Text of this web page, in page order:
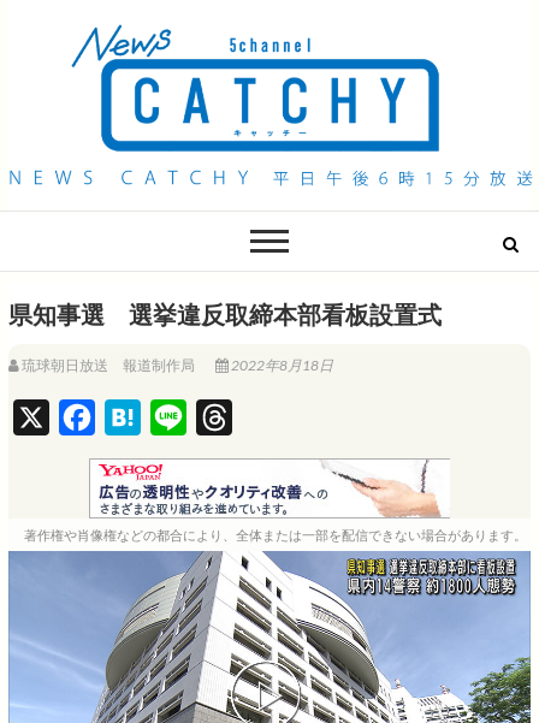
QAB NEWS Headline
県知事選 選挙違反取締本部看板設置式
琉球朝日放送 報道制作局 2022年8月18日
a
c
e
k
H
a
t
e
a
i
n
e
h
r
e
a
d
s
著作権や肖像権などの都合により、全体または一部を配信できない場合があります。